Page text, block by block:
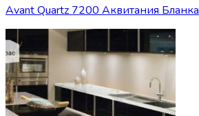
Avant Quartz 7200 Аквитания Бланка